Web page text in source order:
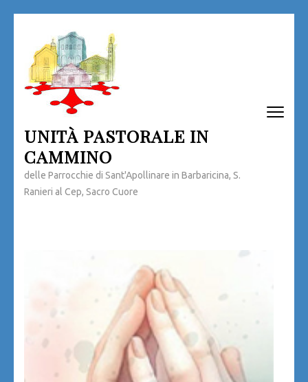
contenuto
(premi
invio)
UNITÀ PASTORALE IN
CAMMINO
delle Parrocchie di Sant'Apollinare in Barbaricina, S.
Ranieri al Cep, Sacro Cuore